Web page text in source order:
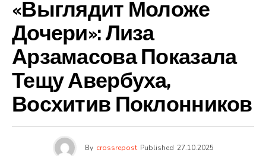
«Выглядит Моложе
Дочери»: Лиза
Арзамасова Показала
Тещу Авербуха,
Восхитив Поклонников
By crossrepost Published 27.10.2025